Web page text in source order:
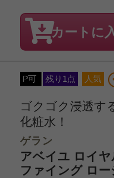
カートに
P可 残り1点 人気
ゴクゴク浸透す
化粧水！
ゲラン
アベイユ ロイ
ファイング ロ